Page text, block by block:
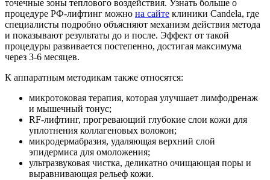
точечные зоны теплового воздействия. Узнать больше о
процедуре РФ-лифтинг можно на сайте клиники Candela, где
специалисты подробно объясняют механизм действия метода
и показывают результаты до и после. Эффект от такой
процедуры развивается постепенно, достигая максимума
через 3-6 месяцев.
К аппаратным методикам также относятся:
микротоковая терапия, которая улучшает лимфодренаж
и мышечный тонус;
RF-лифтинг, прогревающий глубокие слои кожи для
уплотнения коллагеновых волокон;
микродермабразия, удаляющая верхний слой
эпидермиса для омоложения;
ультразвуковая чистка, деликатно очищающая поры и
выравнивающая рельеф кожи.